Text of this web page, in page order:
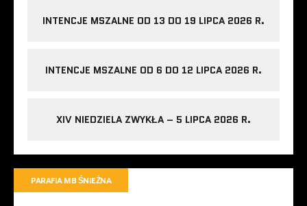
INTENCJE MSZALNE OD 13 DO 19 LIPCA 2026 R.
INTENCJE MSZALNE OD 6 DO 12 LIPCA 2026 R.
XIV NIEDZIELA ZWYKŁA – 5 LIPCA 2026 R.
PARAFIA MB ŚNIEŻNA